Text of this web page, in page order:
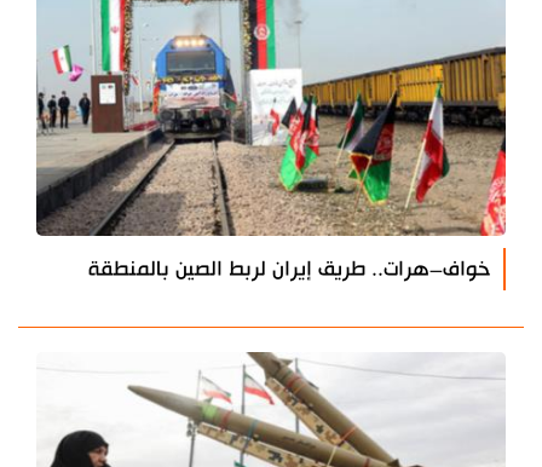
خواف–هرات.. طريق إيران لربط الصين بالمنطقة